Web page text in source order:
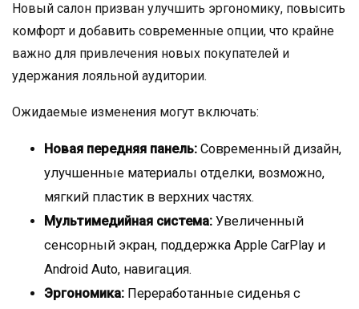
Новый салон призван улучшить эргономику, повысить
комфорт и добавить современные опции, что крайне
важно для привлечения новых покупателей и
удержания лояльной аудитории.
Ожидаемые изменения могут включать:
Новая передняя панель: Современный дизайн,
улучшенные материалы отделки, возможно,
мягкий пластик в верхних частях.
Мультимедийная система: Увеличенный
сенсорный экран, поддержка Apple CarPlay и
Android Auto, навигация.
Эргономика: Переработанные сиденья с